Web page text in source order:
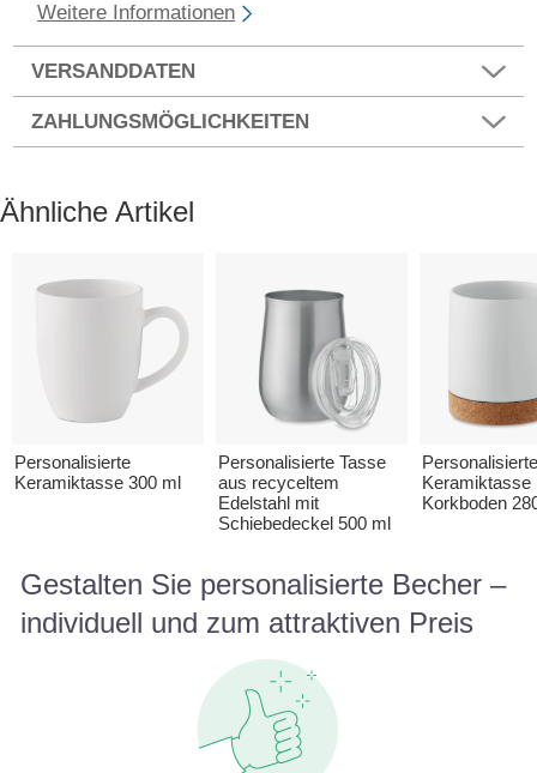
Weitere Informationen
VERSANDDATEN
ZAHLUNGSMÖGLICHKEITEN
Ähnliche Artikel
Personalisierte
Keramiktasse 300 ml
Personalisierte Tasse
aus recyceltem
Edelstahl mit
Schiebedeckel 500 ml
Personalisierte
Keramiktasse
Korkboden
Gestalten Sie personalisierte Becher –
individuell und zum attraktiven Preis